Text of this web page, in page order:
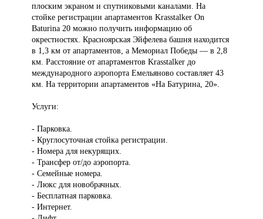
плоским экраном и спутниковыми каналами. На
стойке регистрации апартаментов Krasstalker On
Baturina 20 можно получить информацию об
окрестностях. Красноярская Эйфелева башня находится
в 1,3 км от апартаментов, а Мемориал Победы — в 2,8
км. Расстояние от апартаментов Krasstalker до
международного аэропорта Емельяново составляет 43
км. На территории апартаментов «На Батурина, 20».
Услуги:
- Парковка.
- Круглосуточная стойка регистрации.
- Номера для некурящих.
- Трансфер от/до аэропорта.
- Семейные номера.
- Люкс для новобрачных.
- Бесплатная парковка.
- Интернет.